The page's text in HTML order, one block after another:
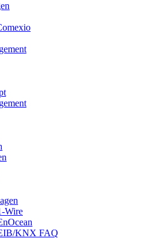
Wire
KNX FAQ